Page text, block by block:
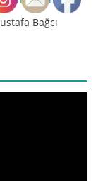
Bağcı